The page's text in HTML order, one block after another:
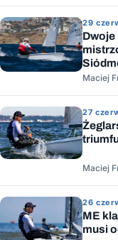
29
Dwoje
Maciej
27
Maciej
26
ME
musi